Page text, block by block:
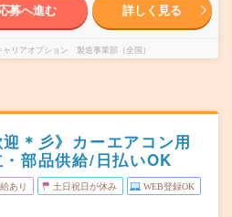
募へ進む 詳しく見る
リアオプション 製造事業部（全国）
迎＊彡》カーエアコン用
部品供給/日払いOK
あり 土日祝日が休み WEB登録OK